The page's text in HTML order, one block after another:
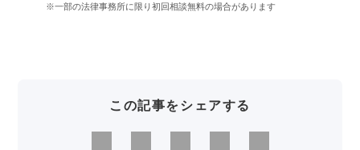
※一部の法律事務所に限り初回相談無料の場合があります
この記事をシェアする